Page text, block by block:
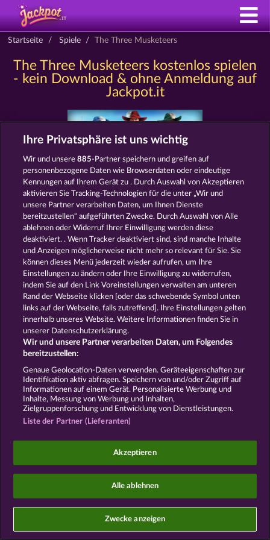
Startseite Spiele The Three Musketeers
The Three Musketeers kostenlos spielen
- kein Download & ohne Anmeldung auf
Jackpot.it
AGB Datenschutz Impressum
Unternehmensseite FAQ
Affiliate-Programm Facebook
Widerruf einreichen
und haben keinen Einfluss auf mögliche künftige
Erfolge bei Glücksspielen mit Geldeinsatz.
©2026 Whow Games GmbH
Ihre Privatsphäre ist uns wichtig
Wir und unsere885-Partner speichern und greifen auf
personenbezogene Daten wie Browserdaten oder eindeutige
Kennungen auf Ihrem Gerät zu . Durch Auswahl von Akzeptieren
aktivieren Sie Tracking-Technologien für die unter „Wir und
unsere Partner verarbeiten Daten, um Ihnen Dienste
bereitzustellen“ aufgeführten Zwecke. Durch Auswahl von Alle
ablehnen oder Widerruf Ihrer Einwilligung werden diese
deaktiviert. . Wenn Tracker deaktiviert sind, sind manche Inhalte
und Anzeigen möglicherweise nicht mehr so ​​relevant für Sie. Sie
können dieses Menü jederzeit wieder aufrufen, um Ihre
Einstellungen zu ändern oder Ihre Einwilligung zu widerrufen,
indem Sie auf den Link Voreinstellungen verwalten am unteren
Rand der Webseite klicken [oder das schwebende Symbol unten
links auf der Webseite, falls zutreffend]. Ihre Einstellungen gelten
innerhalb unseres Website. Weitere Informationen finden Sie in
unserer Datenschutzerklärung.
Wir und unsere Partner verarbeiten Daten, um Folgendes
bereitzustellen:
Genaue Geolocation-Daten verwenden. Geräteeigenschaften zur
Identifikation aktiv abfragen. Speichern von und/oder Zugriff auf
Informationen auf einem Gerät. Personalisierte Werbung und
Inhalte, Messung von Werbung und Inhalten,
Zielgruppenforschung und Entwicklung von Dienstleistungen.
Liste der Partner (Lieferanten)
Akzeptieren
Alle ablehnen
Zwecke anzeigen